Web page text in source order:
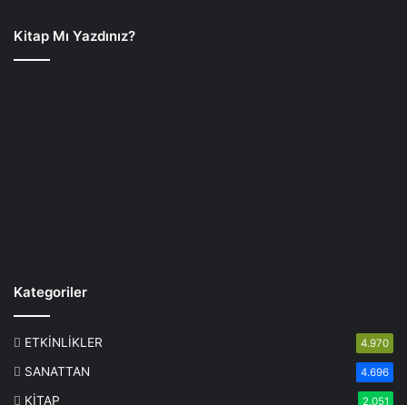
Kitap Mı Yazdınız?
Kategoriler
ETKİNLİKLER 4.970
SANATTAN 4.696
KİTAP 2.051